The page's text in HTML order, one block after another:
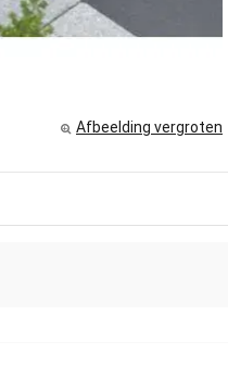
Afbeelding vergroten